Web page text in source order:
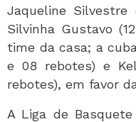
Jaqueline
Silvinha Gustavo
time da casa; a
e 08 rebotes) e
rebotes), em favor
A Liga de Basquete